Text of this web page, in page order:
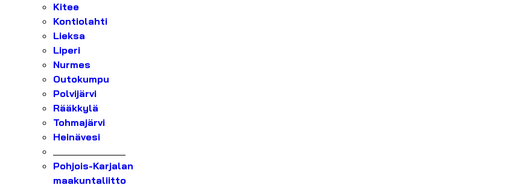
Kitee
Kontiolahti
Lieksa
Liperi
Nurmes
Outokumpu
Polvijärvi
Rääkkylä
Tohmajärvi
Heinävesi
Pohjois-Karjalan
maakuntaliitto